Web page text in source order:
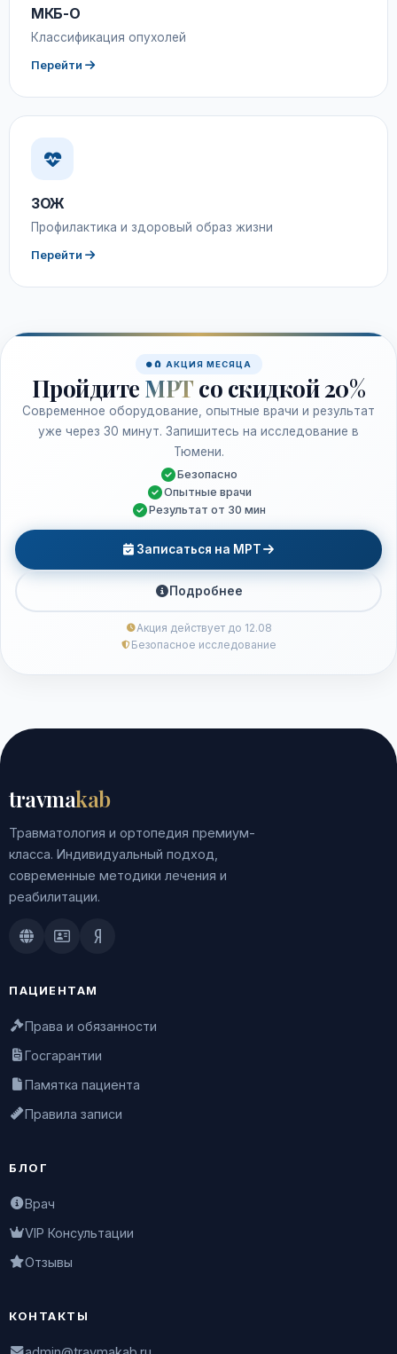
МКБ-О
Классификация опухолей
Перейти
ЗОЖ
Профилактика и здоровый образ жизни
Перейти
🧲 АКЦИЯ МЕСЯЦА
Пройдите МРТ со скидкой 20%
Современное оборудование, опытные врачи и результат
уже через 30 минут. Запишитесь на исследование в
Тюмени.
Безопасно
Опытные врачи
Результат от 30 мин
Записаться на МРТ
Подробнее
Акция действует до 12.08
Безопасное исследование
travmakab
Травматология и ортопедия премиум-
класса. Индивидуальный подход,
современные методики лечения и
реабилитации.
Doctu.ruПроДокторов
Яндекс.Здоровье
ПАЦИЕНТАМ
Права и обязанности
Госгарантии
Памятка пациента
Правила записи
БЛОГ
Врач
VIP Консультации
Отзывы
КОНТАКТЫ